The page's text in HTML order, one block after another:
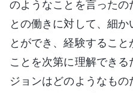
のようなことを言った
との働きに対して、細
とができ、経験するこ
ことを次第に理解でき
ジョンはどのようなも